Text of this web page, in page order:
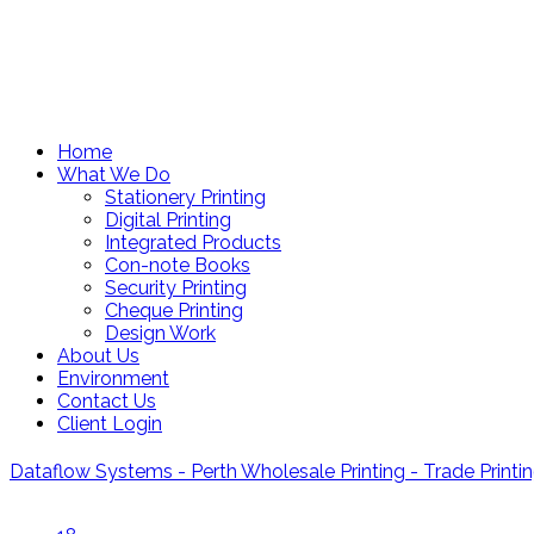
Home
What We Do
Stationery Printing
Digital Printing
Integrated Products
Con-note Books
Security Printing
Cheque Printing
Design Work
About Us
Environment
Contact Us
Client Login
Dataflow Systems - Perth Wholesale Printing - Trade